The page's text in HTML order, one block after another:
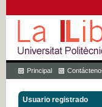
Principal
Usuario registrado